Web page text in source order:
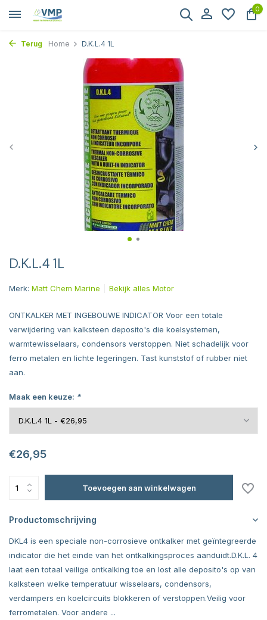
0
Terug Home D.K.L.4 1L
D.K.L.4 1L
Merk: Matt Chem Marine Bekijk alles Motor
ONTKALKER MET INGEBOUWE INDICATOR Voor een totale
verwijdering van kalksteen deposito's die koelsystemen,
warmtewisselaars, condensors verstoppen. Niet schadelijk voor
ferro metalen en lichte legeringen. Tast kunststof of rubber niet
aan.
Maak een keuze: *
€26,95
Toevoegen aan winkelwagen
Productomschrijving
DKL4 is een speciale non-corrosieve ontkalker met geïntegreerde
indicator die het einde van het ontkalkingsproces aanduidt.D.K.L. 4
laat een totaal veilige ontkalking toe en lost alle deposito's op van
kalksteen welke temperatuur wisselaars, condensors,
verdampers en koelcircuits blokkeren of verstoppen.Veilig voor
ferrometalen. Voor andere ...